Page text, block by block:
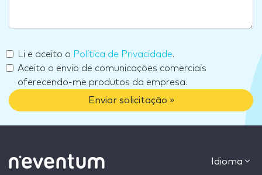
Li e aceito o Política de Privacidade.
Aceito o envio de comunicações comerciais
oferecendo-me produtos da empresa.
Enviar solicitação »
Idioma